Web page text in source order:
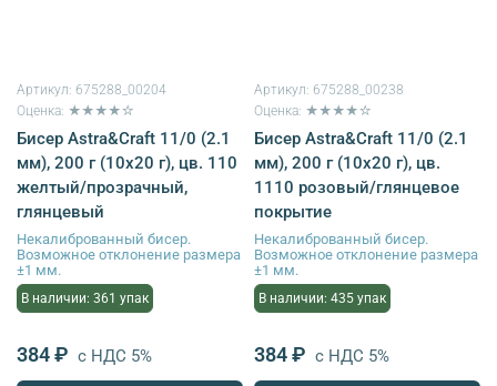
Артикул: 675288_00204
Оценка: ★★★★☆
Бисер Astra&Craft 11/0 (2.1
мм), 200 г (10х20 г), цв. 110
желтый/прозрачный,
глянцевый
Некалиброванный бисер.
Возможное отклонение размера
±1 мм.
В наличии: 361 упак
384 ₽ с НДС 5%
Артикул: 675288_00238
Оценка: ★★★★☆
Бисер Astra&Craft 11/0 (2.1
мм), 200 г (10х20 г), цв.
1110 розовый/глянцевое
покрытие
Некалиброванный бисер.
Возможное отклонение размера
±1 мм.
В наличии: 435 упак
384 ₽ с НДС 5%